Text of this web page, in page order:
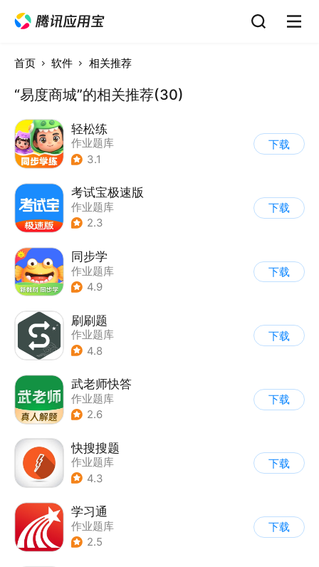
首页 软件 相关推荐
“易度商城”的相关推荐(30)
轻松练
作业题库
3.1
下载
考试宝极速版
作业题库
2.3
下载
同步学
作业题库
4.9
下载
刷刷题
作业题库
4.8
下载
武老师快答
作业题库
2.6
下载
快搜搜题
作业题库
4.3
下载
学习通
作业题库
2.5
下载